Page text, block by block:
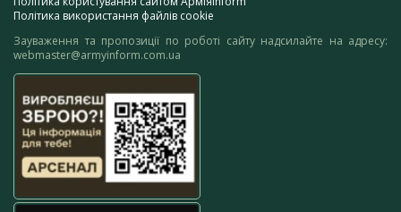
Політика використання файлів cookie
Зауваження та пропозиції по роботі сайту надсилайте на адресу:
webmaster@armyinform.com.ua